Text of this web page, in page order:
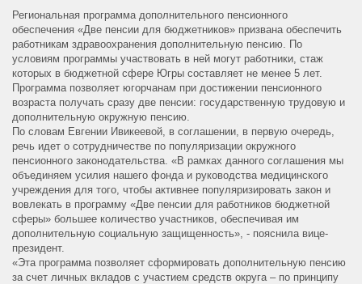
Региональная программа дополнительного пенсионного
обеспечения «Две пенсии для бюджетников» призвана обеспечить
работникам здравоохранения дополнительную пенсию. По
условиям программы участвовать в ней могут работники, стаж
которых в бюджетной сфере Югры составляет не менее 5 лет.
Программа позволяет югорчанам при достижении пенсионного
возраста получать сразу две пенсии: государственную трудовую и
дополнительную окружную пенсию.
По словам Евгении Ивикеевой, в соглашении, в первую очередь,
речь идет о сотрудничестве по популяризации окружного
пенсионного законодательства. «В рамках данного соглашения мы
объединяем усилия нашего фонда и руководства медицинского
учреждения для того, чтобы активнее популяризировать закон и
вовлекать в программу «Две пенсии для работников бюджетной
сферы» большее количество участников, обеспечивая им
дополнительную социальную защищенность», - пояснила вице-
президент.
«Эта программа позволяет сформировать дополнительную пенсию
за счет личных вкладов с участием средств округа – по принципу